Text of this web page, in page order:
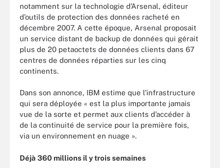
notamment sur la technologie d’Arsenal, éditeur
d’outils de protection des données racheté en
décembre 2007. A cette époque, Arsenal proposait
un service distant de backup de données qui gérait
plus de 20 petaoctets de données clients dans 67
centres de données réparties sur les cinq
continents.
Dans son annonce, IBM estime que l’infrastructure
qui sera déployée « est la plus importante jamais
vue de la sorte et permet aux clients d’accéder à
de la continuité de service pour la première fois,
via un environnement en nuage ».
Déjà 360 millions il y trois semaines